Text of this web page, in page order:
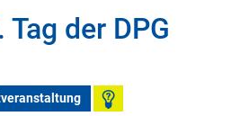
Tag der DPG